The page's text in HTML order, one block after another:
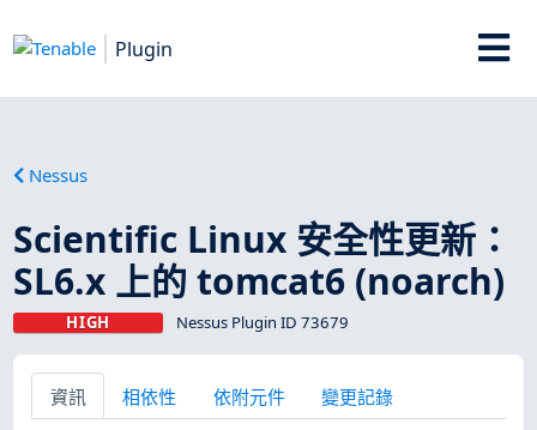
Plugin
Nessus
Scientific Linux 安全性更新：
SL6.x 上的 tomcat6 (noarch)
HIGH Nessus Plugin ID 73679
資訊 相依性 依附元件 變更記錄